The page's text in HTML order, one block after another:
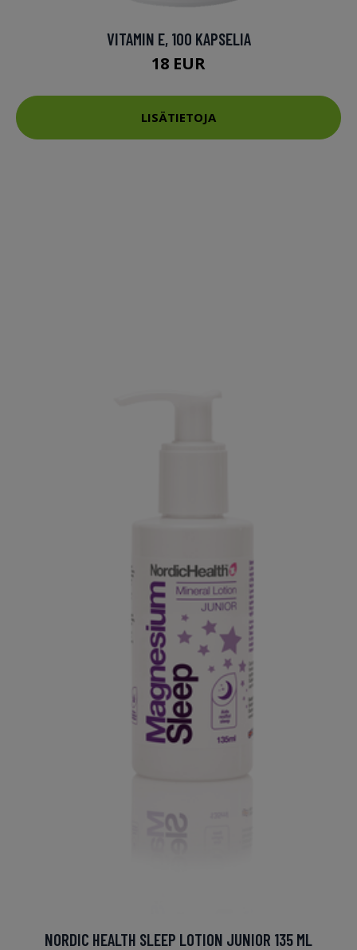
VITAMIN E, 100 KAPSELIA
18 EUR
LISÄTIETOJA
NORDIC HEALTH SLEEP LOTION JUNIOR 135 ML